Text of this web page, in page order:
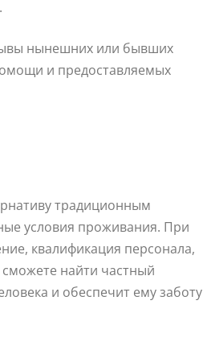
нынешних или бывших
и предоставляемых
традиционным
условия проживания. При
квалификация персонала,
сможете найти частный
и обеспечит ему заботу